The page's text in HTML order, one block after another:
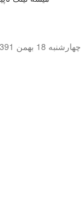
چهار‌شنبه 18 بهمن 1391 - 01:02